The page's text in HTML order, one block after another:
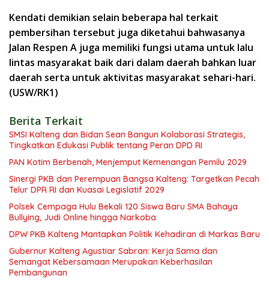
Kendati demikian selain beberapa hal terkait
pembersihan tersebut juga diketahui bahwasanya
Jalan Respen A juga memiliki fungsi utama untuk lalu
lintas masyarakat baik dari dalam daerah bahkan luar
daerah serta untuk aktivitas masyarakat sehari-hari.
(USW/RK1)
Berita Terkait
SMSI Kalteng dan Bidan Sean Bangun Kolaborasi Strategis,
Tingkatkan Edukasi Publik tentang Peran DPD RI
PAN Kotim Berbenah, Menjemput Kemenangan Pemilu 2029
Sinergi PKB dan Perempuan Bangsa Kalteng: Targetkan Pecah
Telur DPR RI dan Kuasai Legislatif 2029
Polsek Cempaga Hulu Bekali 120 Siswa Baru SMA Bahaya
Bullying, Judi Online hingga Narkoba
DPW PKB Kalteng Mantapkan Politik Kehadiran di Markas Baru
Gubernur Kalteng Agustiar Sabran: Kerja Sama dan
Semangat Kebersamaan Merupakan Keberhasilan
Pembangunan